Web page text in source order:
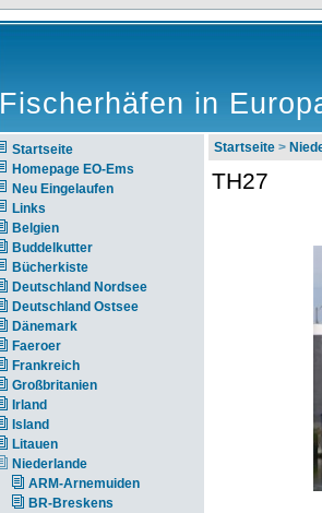
Fischerhäfen in
Startseite
Homepage EO-Ems
Neu Eingelaufen
Links
Belgien
Buddelkutter
Bücherkiste
Deutschland Nordsee
Deutschland Ostsee
Dänemark
Faeroer
Frankreich
Großbritanien
Irland
Island
Litauen
Niederlande
ARM-Arnemuiden
BR-Breskens
Startseite >
TH27